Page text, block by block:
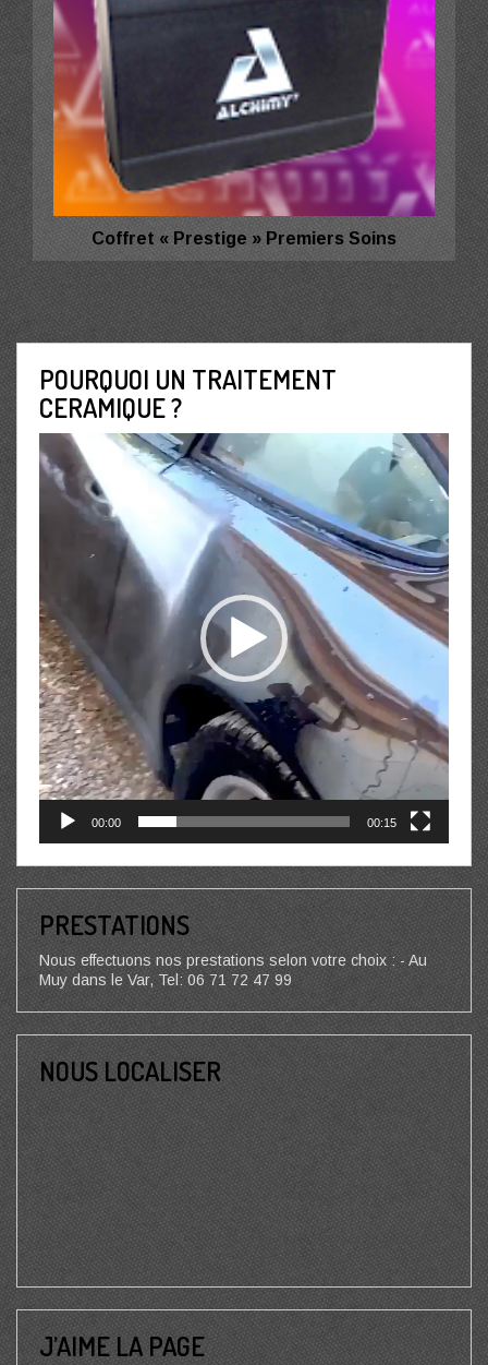
Coffret « Prestige » Premiers Soins
POURQUOI UN TRAITEMENT
CERAMIQUE ?
Lecteur
vidéo
00:00 00:15
PRESTATIONS
Nous effectuons nos prestations selon votre choix : - Au
Muy dans le Var, Tel: 06 71 72 47 99
NOUS LOCALISER
J’AIME LA PAGE